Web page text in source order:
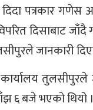
पत्रकार गणेस
दिसाबाट जाँदै
जानकारी
६ बजे भएको थियो ।